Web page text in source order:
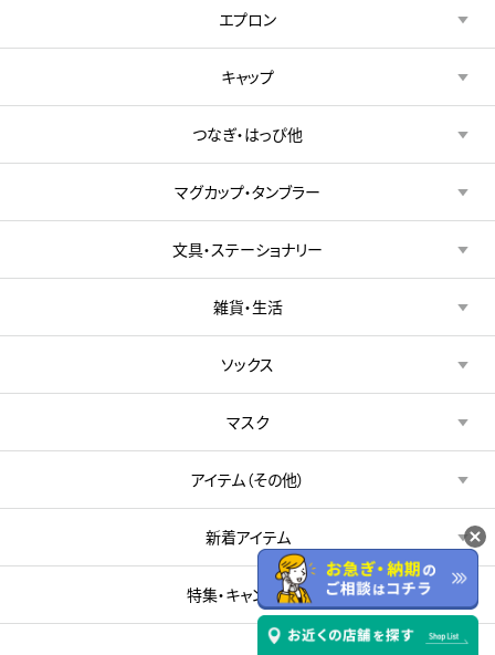
エプロン
キャップ
つなぎ・はっぴ他
マグカップ・タンブラー
文具・ステーショナリー
雑貨・生活
ソックス
マスク
アイテム（その他）
新着アイテム
特集・キャンペーン